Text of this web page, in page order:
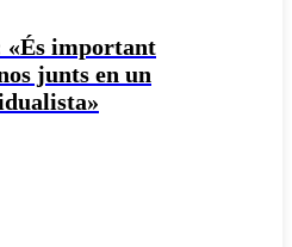
«És important
junts en un